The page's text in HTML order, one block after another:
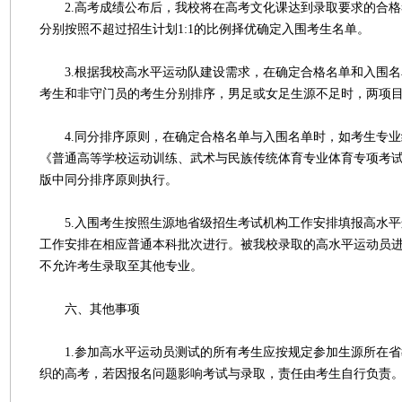
2.高考成绩公布后，我校将在高考文化课达到录取要求的合格
分别按照不超过招生计划1:1的比例择优确定入围考生名单。
3.根据我校高水平运动队建设需求，在确定合格名单和入围名
考生和非守门员的考生分别排序，男足或女足生源不足时，两项
4.同分排序原则，在确定合格名单与入围名单时，如考生专业
《普通高等学校运动训练、武术与民族传统体育专业体育专项考
版中同分排序原则执行。
5.入围考生按照生源地省级招生考试机构工作安排填报高水平
工作安排在相应普通本科批次进行。被我校录取的高水平运动员
不允许考生录取至其他专业。
六、其他事项
1.参加高水平运动员测试的所有考生应按规定参加生源所在省
织的高考，若因报名问题影响考试与录取，责任由考生自行负责